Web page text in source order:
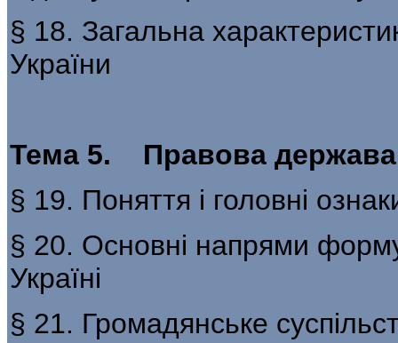
§ 18. Загальна
України
Тема 5. Правова держава.
§ 19. Поняття і головні
§ 20. Основні напрями
Україні
§ 21. Громадянське